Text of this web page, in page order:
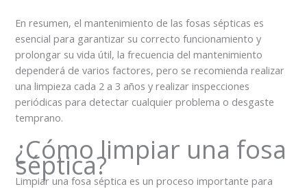
En resumen, el mantenimiento de las fosas sépticas es
esencial para garantizar su correcto funcionamiento y
prolongar su vida útil, la frecuencia del mantenimiento
dependerá de varios factores, pero se recomienda realizar
una limpieza cada 2 a 3 años y realizar inspecciones
periódicas para detectar cualquier problema o desgaste
temprano.
¿Cómo limpiar una fosa
séptica?
Limpiar una fosa séptica es un proceso importante para